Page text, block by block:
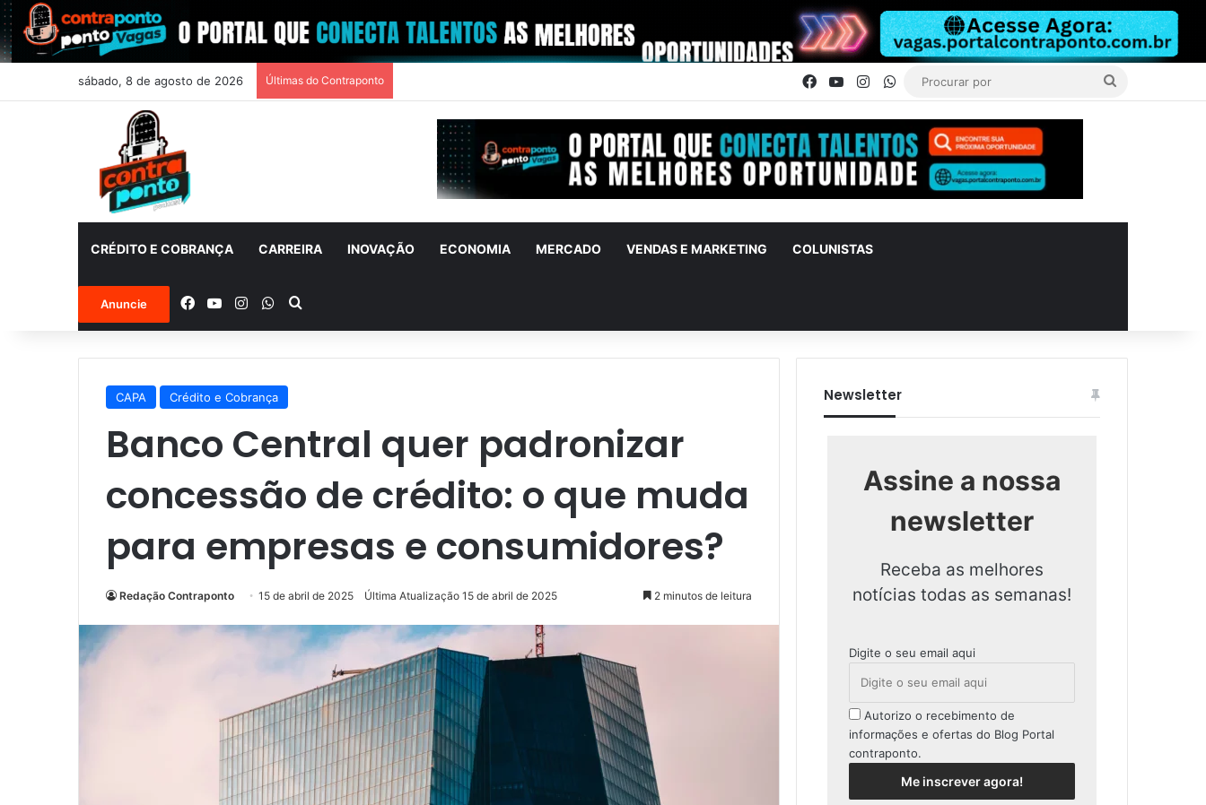
sábado, 8 de agosto de 2026 Últimas do Contraponto Facebook
YouTubeInstagramWhatsApp
CRÉDITO E COBRANÇA CARREIRA INOVAÇÃO ECONOMIA MERCADO VENDAS E MARKETING COLUNISTAS
Anuncie Facebook
YouTubeInstagramWhatsApp
Procurar por
CAPA Crédito e Cobrança
Banco Central quer padronizar
concessão de crédito: o que muda
para empresas e consumidores?
Redação Contraponto 15 de abril de 2025 Última Atualização 15 de abril de 2025 2 minutos de leitura
Newsletter
Assine a nossa
newsletter
Receba as melhores
notícias todas as semanas!
Digite o seu email aqui
Autorizo o recebimento de
informações e ofertas do Blog Portal
contraponto.